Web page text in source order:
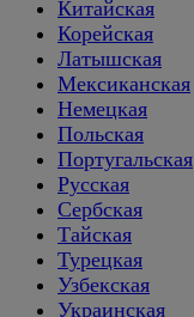
Китайская
Корейская
Латышская
Мексиканская
Немецкая
Польская
Португальская
Русская
Сербская
Тайская
Турецкая
Узбекская
Украинская